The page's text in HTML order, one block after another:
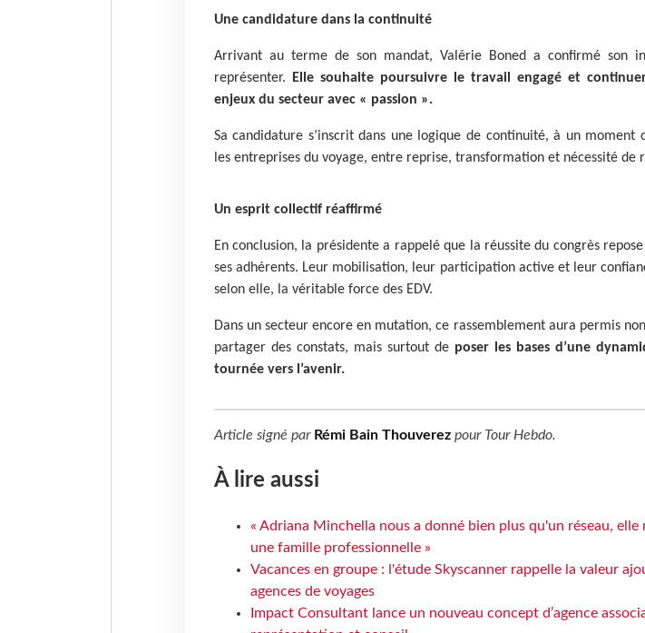
Une candidature dans la continuité
Arrivant au terme de son mandat, Valérie Boned a confirmé son
représenter.
Elle souhaite poursuivre le travail engagé et
enjeux du secteur avec « passion ».
Sa candidature s’inscrit dans une logique de continuité, à un moment
les entreprises du voyage, entre reprise, transformation et nécessité de
Un esprit collectif réaffirmé
En conclusion, la présidente a rappelé que la réussite du congrès
ses adhérents. Leur mobilisation, leur participation active et leur
selon elle, la véritable force des EDV.
Dans un secteur encore en mutation, ce rassemblement aura permis
partager des constats, mais surtout de poser les bases d’une
tournée vers l’avenir.
Article signé par Rémi Bain Thouverezpour Tour Hebdo.
À lire aussi
« Adriana Minchella nous a donné bien plus qu'un réseau,
une famille professionnelle »
Vacances en groupe : l'étude Skyscanner rappelle la valeur
agences de voyages
Impact Consultant lance un nouveau concept d’agence